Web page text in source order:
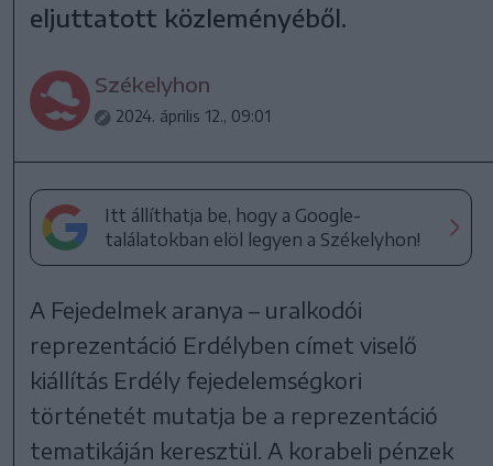
eljuttatott közleményéből.
Székelyhon
2024. április 12., 09:01
Itt állíthatja be, hogy a Google-
találatokban elöl legyen a Székelyhon!
A Fejedelmek aranya – uralkodói
reprezentáció Erdélyben címet viselő
kiállítás Erdély fejedelemségkori
történetét mutatja be a reprezentáció
tematikáján keresztül. A korabeli pénzek